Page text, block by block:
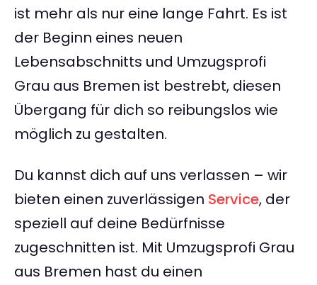
ist mehr als nur eine lange Fahrt. Es ist
der Beginn eines neuen
Lebensabschnitts und Umzugsprofi
Grau aus Bremen ist bestrebt, diesen
Übergang für dich so reibungslos wie
möglich zu gestalten.
Du kannst dich auf uns verlassen – wir
bieten einen zuverlässigen Service, der
speziell auf deine Bedürfnisse
zugeschnitten ist. Mit Umzugsprofi Grau
aus Bremen hast du einen